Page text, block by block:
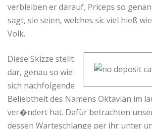
verbleiben er darauf, Priceps so
sagt, sie seien, welches sic viel hieß
Volk.
Diese Skizze stellt
dar, genau so wie
sich nachfolgende
Beliebtheit des Namens Oktavian im
ver�ndert hat. Dafür betrachten
dessen Warteschlange per ihr unter